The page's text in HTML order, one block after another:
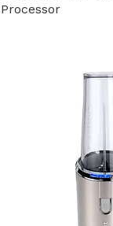
Processor